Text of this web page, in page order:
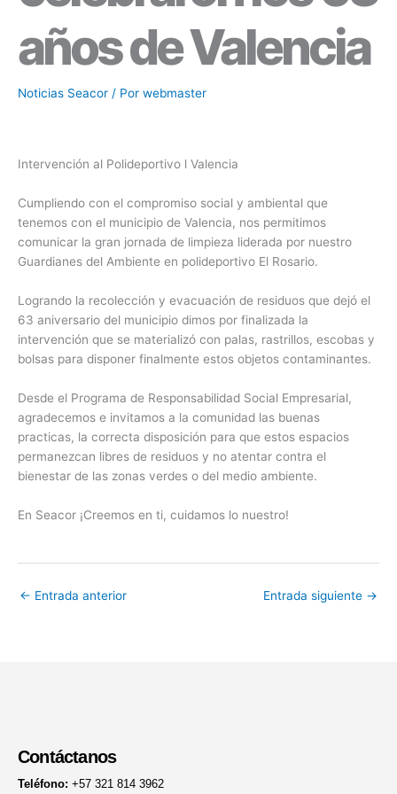
años de Valencia
Noticias Seacor / Por webmaster
Intervención al Polideportivo l Valencia
Cumpliendo con el compromiso social y ambiental que
tenemos con el municipio de Valencia, nos permitimos
comunicar la gran jornada de limpieza liderada por nuestro
Guardianes del Ambiente en polideportivo El Rosario.
Logrando la recolección y evacuación de residuos que dejó el
63 aniversario del municipio dimos por finalizada la
intervención que se materializó con palas, rastrillos, escobas y
bolsas para disponer finalmente estos objetos contaminantes.
Desde el Programa de Responsabilidad Social Empresarial,
agradecemos e invitamos a la comunidad las buenas
practicas, la correcta disposición para que estos espacios
permanezcan libres de residuos y no atentar contra el
bienestar de las zonas verdes o del medio ambiente.
En Seacor ¡Creemos en ti, cuidamos lo nuestro!
← Entrada anterior Entrada siguiente →
Contáctanos
Teléfono: +57 321 814 3962